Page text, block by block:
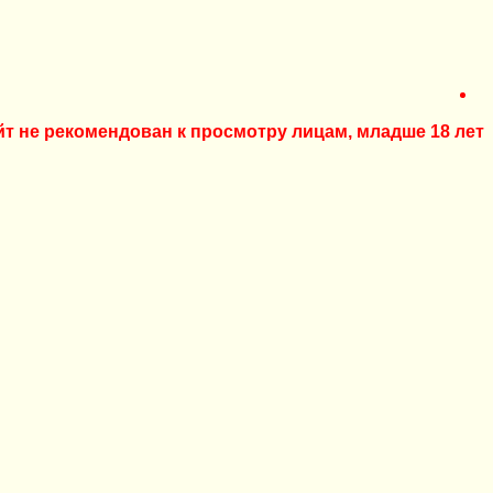
не рекомендован к просмотру лицам, младше 18 лет